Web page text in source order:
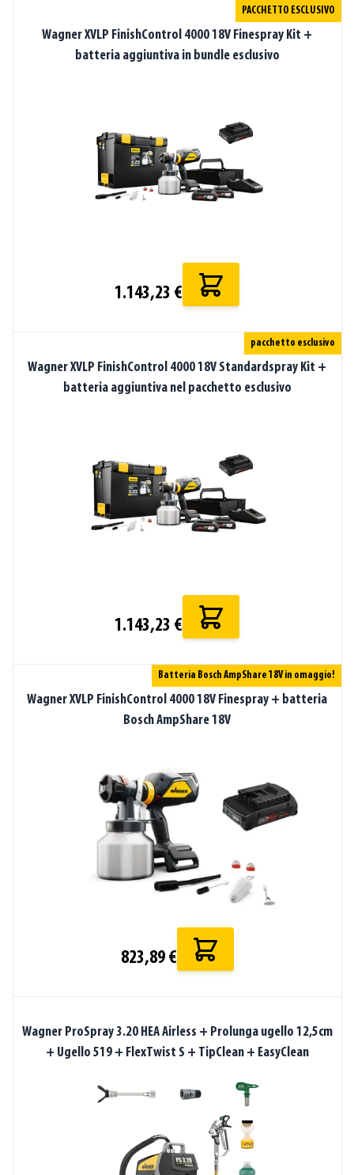
Wagner XVLP FinishControl 4000 18V Finespray Kit +
batteria aggiuntiva in bundle esclusivo
PACCHETTO ESCLUSIVO
1.143,23 €
Wagner XVLP FinishControl 4000 18V Standardspray Kit +
batteria aggiuntiva nel pacchetto esclusivo
pacchetto esclusivo
1.143,23 €
Wagner XVLP FinishControl 4000 18V Finespray + batteria
Bosch AmpShare 18V
Batteria Bosch AmpShare 18V in omaggio!
823,89 €
Wagner ProSpray 3.20 HEA Airless + Prolunga ugello 12,5cm
+ Ugello 519 + FlexTwist S + TipClean + EasyClean